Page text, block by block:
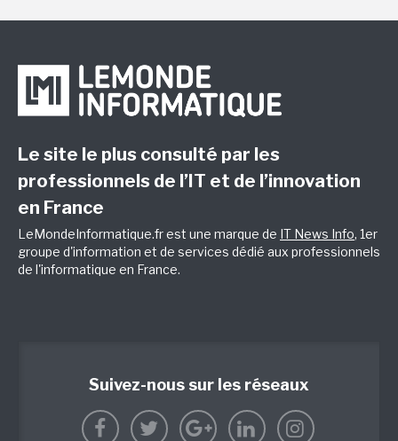
Le site le plus consulté par les
professionnels de l’IT et de l’innovation
en France
LeMondeInformatique.fr est une marque de IT News Info, 1er
groupe d'information et de services dédié aux professionnels
de l'informatique en France.
Suivez-nous sur les réseaux